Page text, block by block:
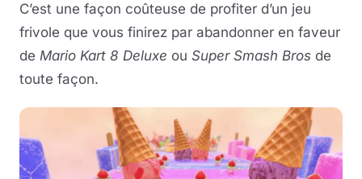
C’est une façon coûteuse de profiter d’un jeu
frivole que vous finirez par abandonner en faveur
de Mario Kart 8 Deluxe ou Super Smash Bros de
toute façon.